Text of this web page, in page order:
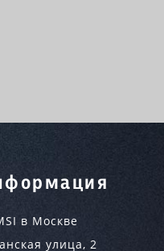
в Москве
улица, 2